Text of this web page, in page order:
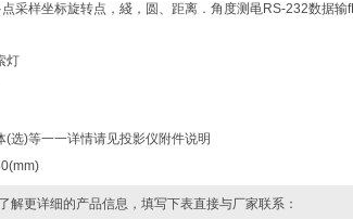
坐标旋转点，綫，圆、距离．角度测黾RS-232数据
灯
选)等一一详情请见投影仪附件说明
解更详细的产品信息，填写下表直接与厂家联系：